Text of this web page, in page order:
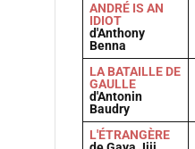
ANDRÉ IS AN
IDIOT
d'Anthony
Benna
LA BATAILLE DE
GAULLE
d'Antonin
Baudry
L'ÉTRANGÈRE